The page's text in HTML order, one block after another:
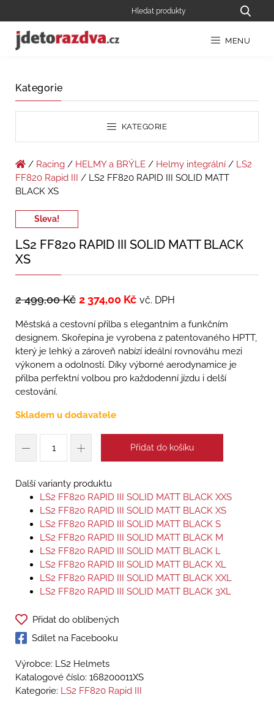
MENU
Kategorie
KATEGORIE
/ Racing / HELMY a BRÝLE / Helmy integrální / LS2
FF820 Rapid III
/ LS2 FF820 RAPID III SOLID MATT
BLACK XS
Sleva!
LS2 FF820 RAPID III SOLID MATT BLACK
XS
2 499,00Kč 2 374,00 Kč vč. DPH
Městská a cestovní přilba s elegantním a funkčním
designem. Skořepina je vyrobena z patentovaného HPTT,
který je lehký a zároveň nabízí ideální rovnováhu mezi
výkonem a odolností. Díky výborné aerodynamice je
přilba perfektní volbou pro každodenní jízdu i delší
cestování.
Skladem u dodavatele
Přidat do košíku
Další varianty produktu
LS2 FF820 RAPID III SOLID MATT BLACK XXS
LS2 FF820 RAPID III SOLID MATT BLACK XS
LS2 FF820 RAPID III SOLID MATT BLACK S
LS2 FF820 RAPID III SOLID MATT BLACK M
LS2 FF820 RAPID III SOLID MATT BLACK L
LS2 FF820 RAPID III SOLID MATT BLACK XL
LS2 FF820 RAPID III SOLID MATT BLACK XXL
LS2 FF820 RAPID III SOLID MATT BLACK 3XL
Přidat do oblíbených
Sdílet na Facebooku
Výrobce: LS2 Helmets
Katalogové číslo: 168200011XS
Kategorie: LS2 FF820 Rapid III